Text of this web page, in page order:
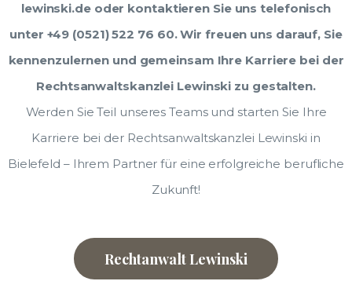
lewinski.de oder kontaktieren Sie uns telefonisch
unter +49 (0521) 522 76 60. Wir freuen uns darauf, Sie
kennenzulernen und gemeinsam Ihre Karriere bei der
Rechtsanwaltskanzlei Lewinski zu gestalten.
Werden Sie Teil unseres Teams und starten Sie Ihre
Karriere bei der Rechtsanwaltskanzlei Lewinski in
Bielefeld – Ihrem Partner für eine erfolgreiche berufliche
Zukunft!
Rechtanwalt Lewinski